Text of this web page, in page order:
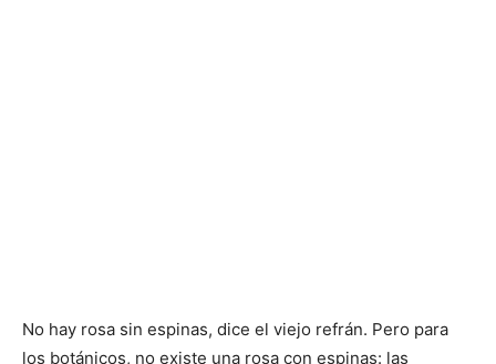
No hay rosa sin espinas, dice el viejo refrán. Pero para
los botánicos, no existe una rosa con espinas: las